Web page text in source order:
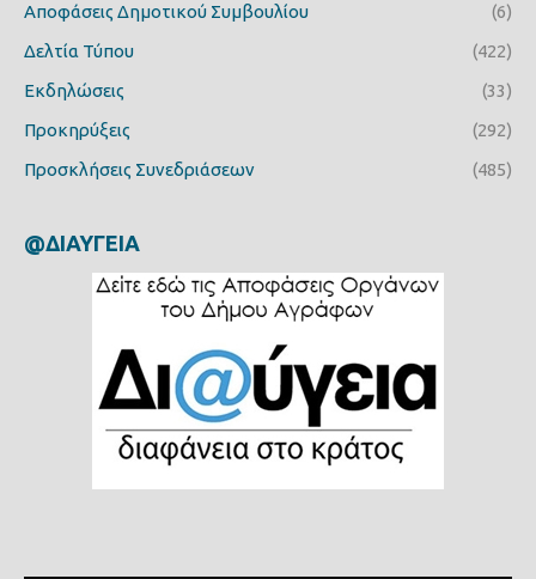
Αποφάσεις Δημοτικού Συμβουλίου
(6)
Δελτία Τύπου
(422)
Εκδηλώσεις
(33)
Προκηρύξεις
(292)
Προσκλήσεις Συνεδριάσεων
(485)
@ΔΙΑΥΓΕΙΑ